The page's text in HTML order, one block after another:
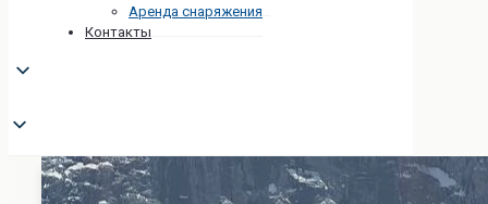
Аренда снаряжения
Контакты